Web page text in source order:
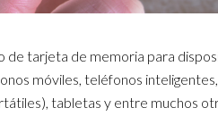
de tarjeta de memoria para
móviles, teléfonos
tabletas y entre muchos